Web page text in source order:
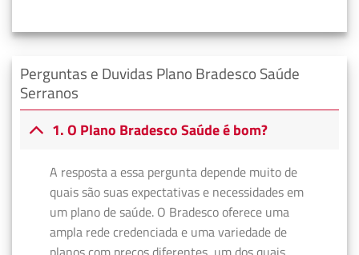
Perguntas e Duvidas Plano Bradesco Saúde
Serranos
1. O Plano Bradesco Saúde é bom?
A resposta a essa pergunta depende muito de
quais são suas expectativas e necessidades em
um plano de saúde. O Bradesco oferece uma
ampla rede credenciada e uma variedade de